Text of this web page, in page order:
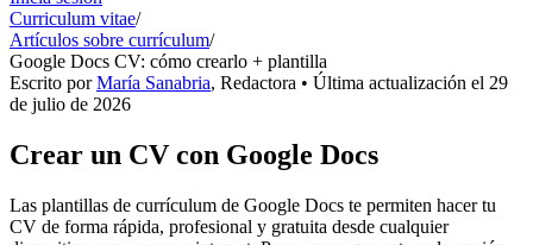
Curriculum vitae/
Artículos sobre currículum/
Google Docs CV: cómo crearlo + plantilla
Escrito porMaría Sanabria, Redactora • Última actualización el 29
de julio de 2026
Crear un CV con Google Docs
Las plantillas de currículum de Google Docs te permiten hacer tu
CV de forma rápida, profesional y gratuita desde cualquier